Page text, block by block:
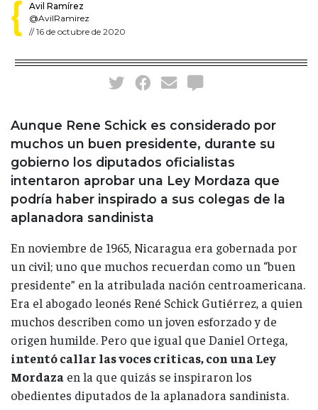
Avil Ramírez
@AvilRamirez
//16 de octubre de 2020
Aunque Rene Schick es considerado por
muchos un buen presidente, durante su
gobierno los diputados oficialistas
intentaron aprobar una Ley Mordaza que
podría haber inspirado a sus colegas de la
aplanadora sandinista
En noviembre de 1965, Nicaragua era gobernada por
un civil; uno que muchos recuerdan como un “buen
presidente” en la atribulada nación centroamericana.
Era el abogado leonés René Schick Gutiérrez, a quien
muchos describen como un joven esforzado y de
origen humilde. Pero que igual que Daniel Ortega,
intentó callar las voces criticas, con una Ley
Mordaza en la que quizás se inspiraron los
obedientes diputados de la aplanadora sandinista.